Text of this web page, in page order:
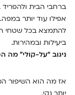
ברחבי הבית ולהפריד
אפילו עוד יותר
להתמצא בכל שטחי
ביעילות ובמהירות.
ניגוב “על-קולי” מה
אז מה הוא השיפור
יותר נקי.